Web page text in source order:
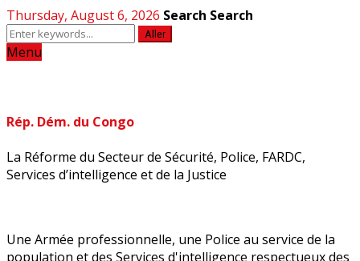
Thursday, August 6, 2026 Search Search
Aller
Menu
Rép. Dém. du Congo
La Réforme du Secteur de Sécurité, Police, FARDC,
Services d’intelligence et de la Justice
Une Armée professionnelle, une Police au service de la
population et des Services d'intelligence respectueux des